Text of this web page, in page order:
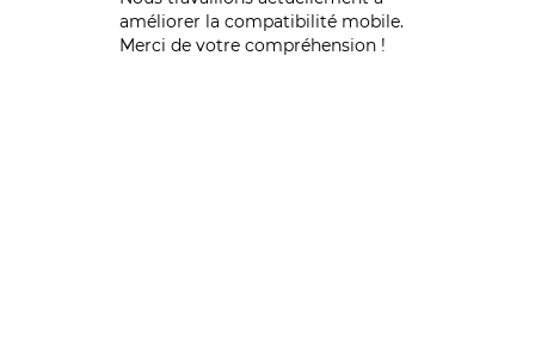
améliorer la compatibilité mobile.
Merci de votre compréhension !